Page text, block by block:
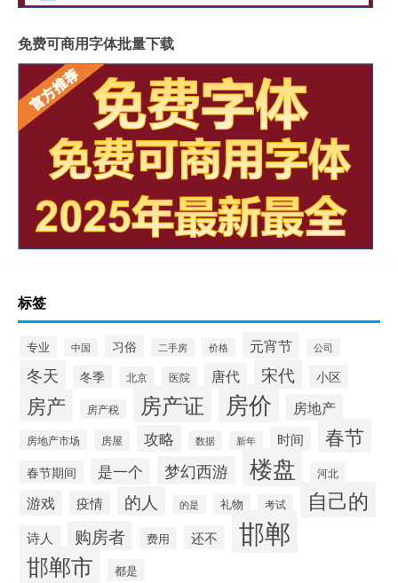
免费可商用字体批量下载
标签
专业 中国 习俗 二手房 价格 元宵节 公司
冬天 冬季 北京 医院 唐代 宋代 小区
房产 房产税 房产证 房价 房地产
房地产市场 房屋 攻略 数据 新年 时间 春节
春节期间 是一个 梦幻西游 楼盘 河北
游戏 疫情 的人 的是 礼物 考试 自己的
诗人 购房者 费用 还不 邯郸
邯郸市 都是